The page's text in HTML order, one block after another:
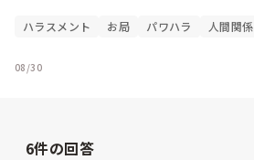
ハラスメント お局 パワハラ 人間関係
08/30
6件の回答